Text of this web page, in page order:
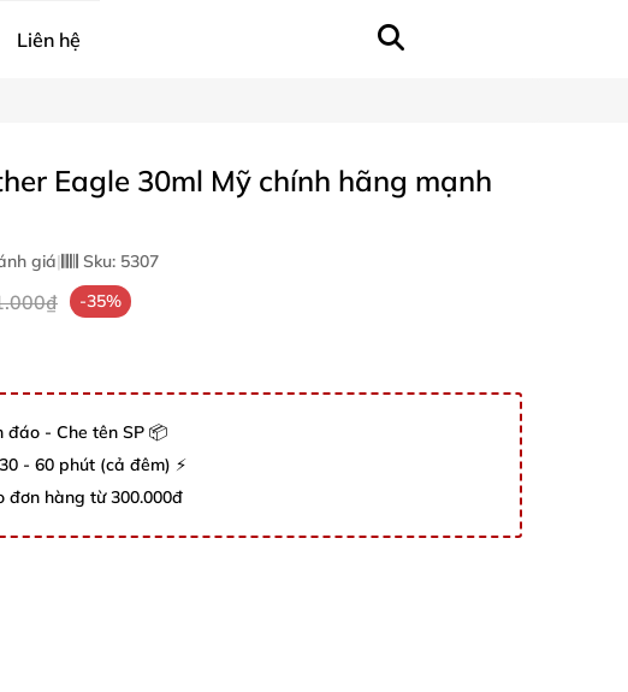
Liên hệ
Eagle 30ml Mỹ chính hãng mạnh
giá| Sku: 5307
-35%
đáo - Che tên SP 📦
- 60 phút (cả đêm) ⚡
đơn hàng từ 300.000đ